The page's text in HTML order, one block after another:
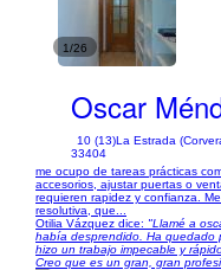
1/26
Oscar
10 (13)La Estrada
33404
me ocupo de tareas prácticas
accesorios, ajustar puertas o
requieren rapidez y confianza.
resolutiva, que...
Otilia Vázquez dice: "Llamé a
había desprendido. Ha quedado
hizo un trabajo impecable y
Creo que es un gran, gran